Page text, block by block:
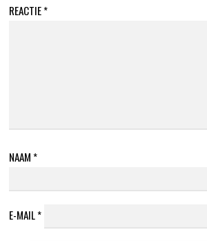
REACTIE*
NAAM *
E-MAIL*